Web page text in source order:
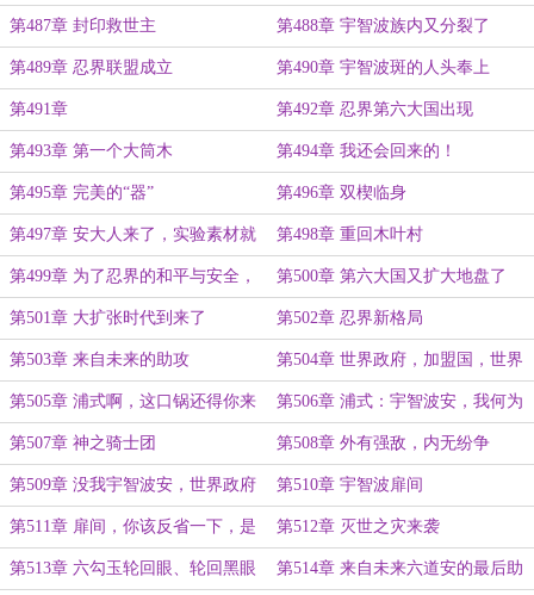
第487章 封印救世主 第488章 宇智波族内又分裂了
第489章 忍界联盟成立 第490章 宇智波斑的人头奉上
第491章 第492章 忍界第六大国出现
第493章 第一个大筒木 第494章 我还会回来的！
第495章 完美的“器” 第496章 双楔临身
第497章 安大人来了，实验素材就
有了！
第498章 重回木叶村
第499章 为了忍界的和平与安全，
我们需要新的六道仙人
第500章 第六大国又扩大地盘了
第501章 大扩张时代到来了 第502章 忍界新格局
第503章 来自未来的助攻 第504章 世界政府，加盟国，世界
贵族，忍界本部，五老星
第505章 浦式啊，这口锅还得你来
背啊！
第506章 浦式：宇智波安，我何为
在未来不曾见过你？
第507章 神之骑士团 第508章 外有强敌，内无纷争
第509章 没我宇智波安，世界政府
早晚得完！
第510章 宇智波扉间
第511章 扉间，你该反省一下，是
不是又搞了什么禁术出来
第512章 灭世之灾来袭
第513章 六勾玉轮回眼、轮回黑眼 第514章 来自未来六道安的最后助